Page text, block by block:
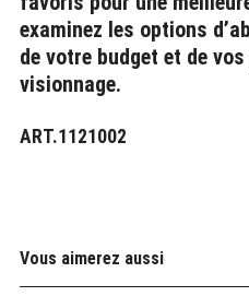
examinez les options
de votre budget et de
visionnage.
ART.1121002
Vous aimerez aussi